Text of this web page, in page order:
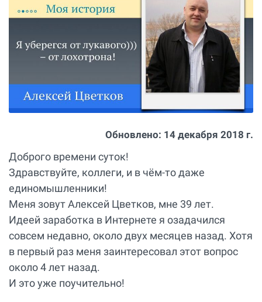
Обновлено: 14 декабря 2018 г.
Доброго времени суток!
Здравствуйте, коллеги, и в чём-то даже
единомышленники!
Меня зовут Алексей Цветков, мне 39 лет.
Идеей заработка в Интернете я озадачился
совсем недавно, около двух месяцев назад. Хотя
в первый раз меня заинтересовал этот вопрос
около 4 лет назад.
И это уже поучительно!